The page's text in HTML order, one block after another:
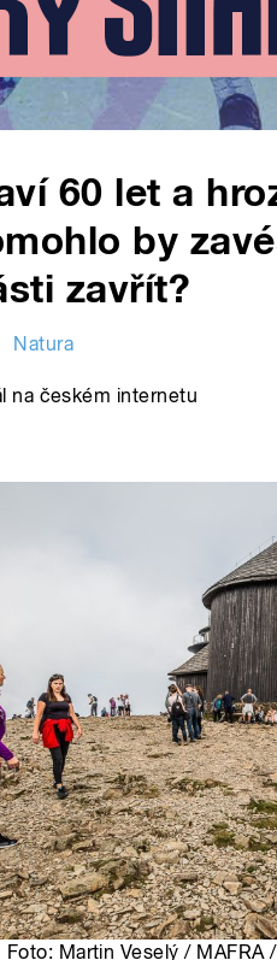
60 let a
by
zavřít?
Natura
na českém internetu
Martin Veselý / MAFRA